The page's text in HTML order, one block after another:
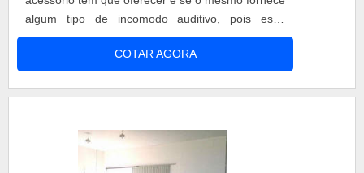
algum tipo de incomodo auditivo, pois esse
pequeno detalhe faz toda a diferença durante a
comunicação entre o piloto e a base de comando.
Critérios na escolha Mesmo que o conforto seja
COTAR AGORA